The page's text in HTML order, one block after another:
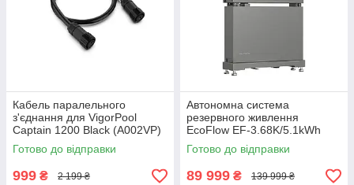
Кабель паралельного
з'єднання для VigorPool
Captain 1200 Black (A002VP)
Готово до відправки
999 ₴ 2 199 ₴
Автономна система
резервного живлення
EcoFlow EF-3.68K/5.1kWh
інвертор + батарея +
підставка під батарею (EF-
3.68K/5.1kWh)
Готово до відправки
89 999 ₴ 139 999 ₴